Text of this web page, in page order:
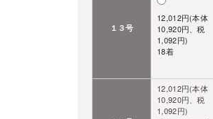
１３号
12,012円(本体
10,920円、税
1,092円)
18着
12,012円(本体
10,920円、税
1,092円)